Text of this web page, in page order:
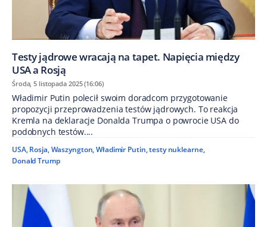
Testy jądrowe wracają na tapet. Napięcia między
USA a Rosją
Środa, 5 listopada 2025 (16:06)
Władimir Putin polecił swoim doradcom przygotowanie
propozycji przeprowadzenia testów jądrowych. To reakcja
Kremla na deklaracje Donalda Trumpa o powrocie USA do
podobnych testów....
USA, Rosja,Waszyngton,Władimir Putin,testy nuklearne,
Donald Trump